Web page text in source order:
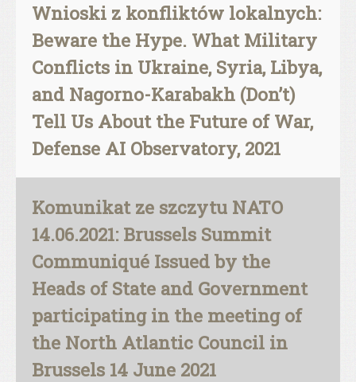
Wnioski z konfliktów lokalnych:
Beware the Hype. What Military
Conflicts in Ukraine, Syria, Libya,
and Nagorno-Karabakh (Don’t)
Tell Us About the Future of War,
Defense AI Observatory, 2021
Komunikat ze szczytu NATO
14.06.2021: Brussels Summit
Communiqué Issued by the
Heads of State and Government
participating in the meeting of
the North Atlantic Council in
Brussels 14 June 2021